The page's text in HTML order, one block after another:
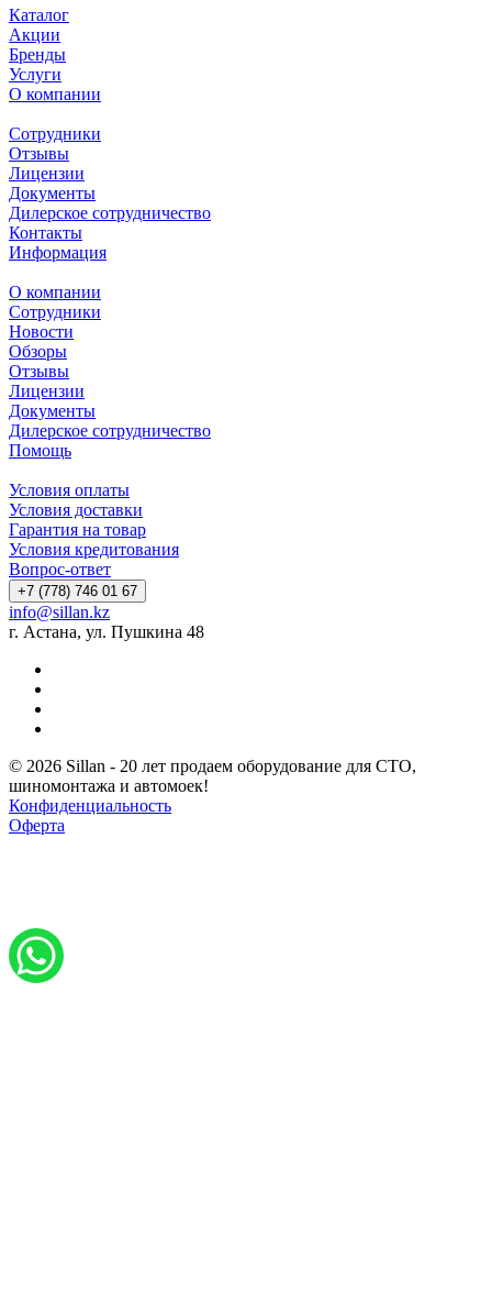
Каталог
Акции
Бренды
Услуги
О компании
Сотрудники
Отзывы
Лицензии
Документы
Дилерское сотрудничество
Контакты
Информация
О компании
Сотрудники
Новости
Обзоры
Отзывы
Лицензии
Документы
Дилерское сотрудничество
Помощь
Условия оплаты
Условия доставки
Гарантия на товар
Условия кредитования
Вопрос-ответ
+7 (778) 746 01 67
info@sillan.kz
г. Астана, ул. Пушкина 48
© 2026 Sillan - 20 лет продаем оборудование для СТО,
шиномонтажа и автомоек!
Конфиденциальность
Оферта